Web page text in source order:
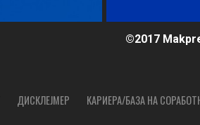
©2017
ДИСКЛЕЈМЕР КАРИЕРА/БАЗА НА